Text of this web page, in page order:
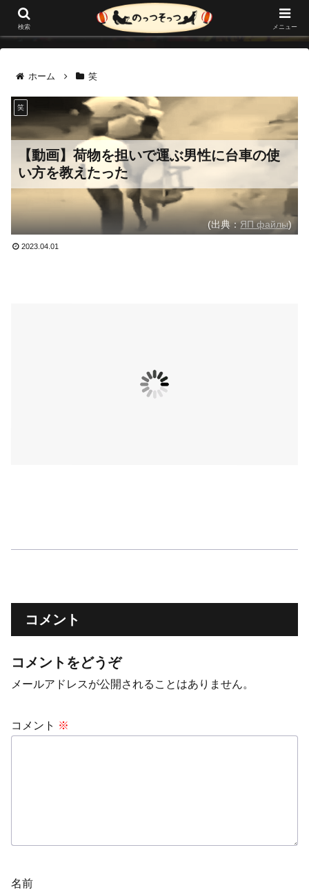
ホーム 笑
【動画】荷物を担いで運ぶ男性に台車の使
い方を教えたった
笑
(出典：ЯП файлы)
2023.04.01
コメント
コメントをどうぞ
メールアドレスが公開されることはありません。
コメント ※
名前
検索 メニュー